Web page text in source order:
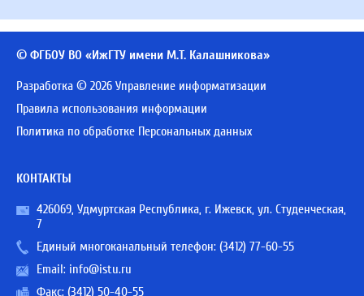
© ФГБОУ ВО «ИжГТУ имени М.Т. Калашникова»
Разработка © 2026 Управление информатизации
Правила использования информации
Политика по обработке Персональных данных
КОНТАКТЫ
426069, Удмуртская Республика, г. Ижевск, ул. Студенческая,
7
Единый многоканальный телефон: (3412) 77-60-55
Email: info@istu.ru
Факс: (3412) 50-40-55